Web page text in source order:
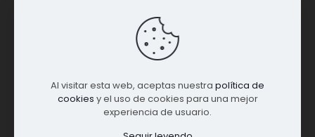
Al visitar esta web, aceptas nuestra política de
cookies y el uso de cookies para una mejor
experiencia de usuario.